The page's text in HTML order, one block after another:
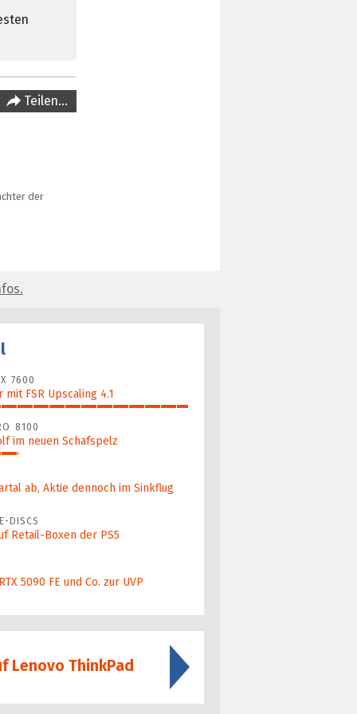
Teilen…
der
7600
FSR Upscaling 4.1
8100
im neuen Schafspelz
ab, Aktie dennoch im Sinkflug
DISCS
Retail-Boxen der PS5
5090 FE und Co. zur UVP
Lenovo ThinkPad